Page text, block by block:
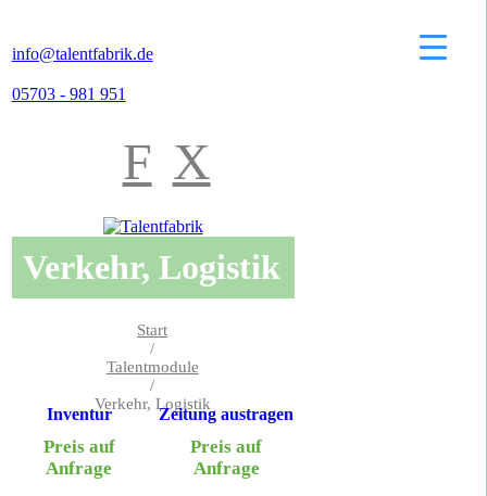
info@talentfabrik.de
05703 - 981 951
F X
Verkehr, Logistik
Start
/
Talentmodule
/
Verkehr, Logistik
Inventur
Preis auf
Anfrage
Zeitung austragen
Preis auf
Anfrage